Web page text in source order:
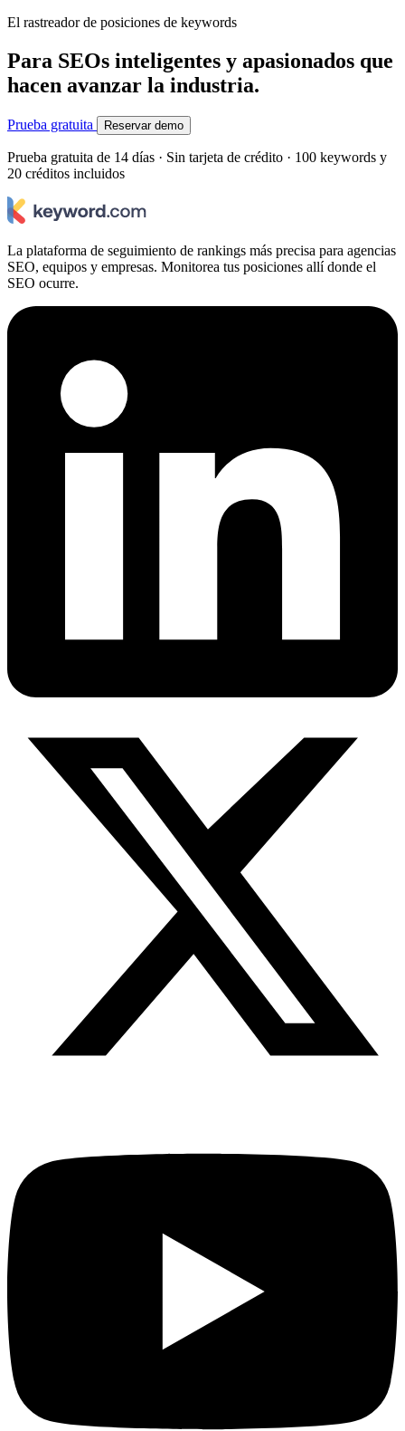
El rastreador de posiciones de keywords
Para SEOs inteligentes y apasionados que
hacen avanzar la industria.
Prueba gratuita Reservar demo
Prueba gratuita de 14 días · Sin tarjeta de crédito · 100 keywords y
20 créditos incluidos
La plataforma de seguimiento de rankings más precisa para agencias
SEO, equipos y empresas. Monitorea tus posiciones allí donde el
SEO ocurre.